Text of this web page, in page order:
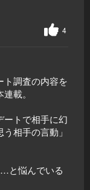
4
ト調査の内容を
載。
ートで相手に幻
相手の言動」
と悩んでいる